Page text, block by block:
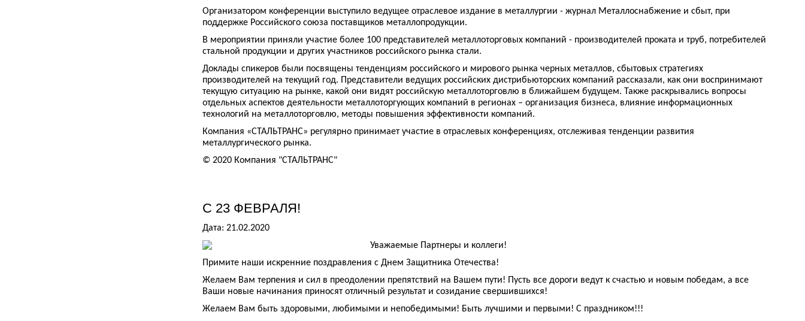
Организатором конференции выступило ведущее отраслевое издание в металлургии - журнал Металлоснабжение и сбыт, при
поддержке Российского союза поставщиков металлопродукции.
В мероприятии приняли участие более 100 представителей металлоторговых компаний - производителей проката и труб, потребителей
стальной продукции и других участников российского рынка стали.
Доклады спикеров были посвящены тенденциям российского и мирового рынка черных металлов, сбытовых стратегиях
производителей на текущий год. Представители ведущих российских дистрибьюторских компаний рассказали, как они воспринимают
текущую ситуацию на рынке, какой они видят российскую металлоторговлю в ближайшем будущем. Также раскрывались вопросы
отдельных аспектов деятельности металлоторгующих компаний в регионах – организация бизнеса, влияние информационных
технологий на металлоторговлю, методы повышения эффективности компаний.
Компания «СТАЛЬТРАНС» регулярно принимает участие в отраслевых конференциях, отслеживая тенденции развития
металлургического рынка.
© 2020 Компания "СТАЛЬТРАНС"
С 23 ФЕВРАЛЯ!
Дата: 21.02.2020
Уважаемые Партнеры и коллеги!
Примите наши искренние поздравления с Днем Защитника Отечества!
Желаем Вам терпения и сил в преодолении препятствий на Вашем пути! Пусть все дороги ведут к счастью и новым победам, а все
Ваши новые начинания приносят отличный результат и созидание свершившихся!
Желаем Вам быть здоровыми, любимыми и непобедимыми! Быть лучшими и первыми! С праздником!!!